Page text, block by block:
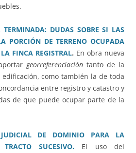
DUDAS SOBRE SI LAS
PORCIÓN DE TERRENO OCUPADA
FINCA REGISTRAL. En obra nueva
georreferenciación tanto de la
como también la de toda
entre registro y catastro y
de que puede ocupar parte de la
JUDICIAL DE DOMINIO PARA LA
SUCESIVO.
El uso del